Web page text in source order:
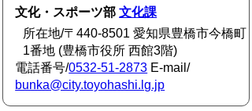
文化・スポーツ部文化課
所在地/〒440-8501 愛知県豊橋市今橋町
1番地 (豊橋市役所 西館3階)
電話番号/0532-51-2873 E-mail/
bunka@city.toyohashi.lg.jp